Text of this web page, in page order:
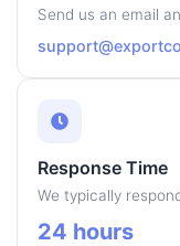
Send us an email
Response Time
We typically
24 hours